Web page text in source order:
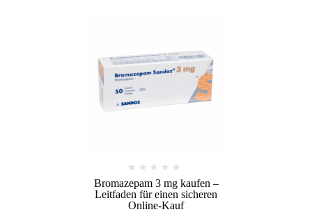
Bromazepam 3 mg kaufen –
Leitfaden für einen sicheren
Online-Kauf